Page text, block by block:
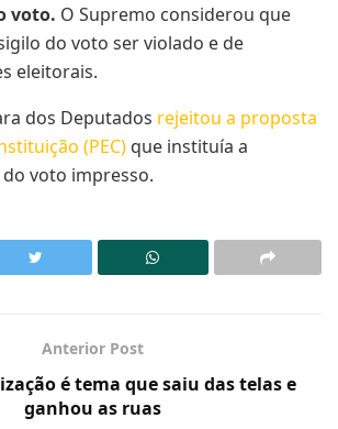
voto. O Supremo considerou que
do voto ser violado e de
eleitorais.
dos Deputados rejeitou a proposta
(PEC) que instituía a
voto impresso.
Anterior Post
é tema que saiu das telas e
ganhou as ruas